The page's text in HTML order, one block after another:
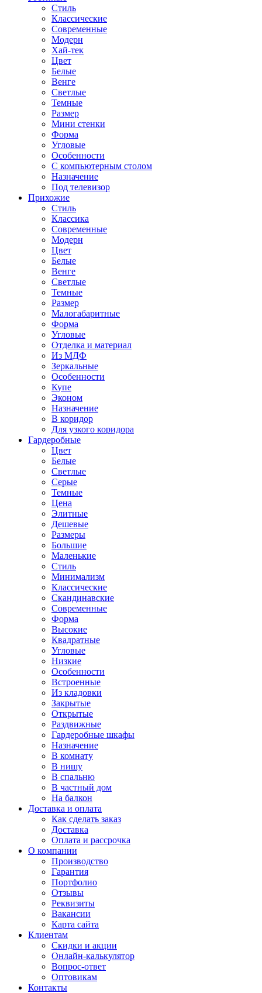
Стиль
Классические
Современные
Модерн
Хай-тек
Цвет
Белые
Венге
Светлые
Темные
Размер
Мини стенки
Форма
Угловые
Особенности
С компьютерным столом
Назначение
Под телевизор
Прихожие
Стиль
Классика
Современные
Модерн
Цвет
Белые
Венге
Светлые
Темные
Размер
Малогабаритные
Форма
Угловые
Отделка и материал
Из МДФ
Зеркальные
Особенности
Купе
Эконом
Назначение
В коридор
Для узкого коридора
Гардеробные
Цвет
Белые
Светлые
Серые
Темные
Цена
Элитные
Дешевые
Размеры
Большие
Маленькие
Стиль
Минимализм
Классические
Скандинавские
Современные
Форма
Высокие
Квадратные
Угловые
Низкие
Особенности
Встроенные
Из кладовки
Закрытые
Открытые
Раздвижные
Гардеробные шкафы
Назначение
В комнату
В нишу
В спальню
В частный дом
На балкон
Доставка и оплата
Как сделать заказ
Доставка
Оплата и рассрочка
О компании
Производство
Гарантия
Портфолио
Отзывы
Реквизиты
Вакансии
Карта сайта
Клиентам
Скидки и акции
Онлайн-калькулятор
Вопрос-ответ
Оптовикам
Контакты